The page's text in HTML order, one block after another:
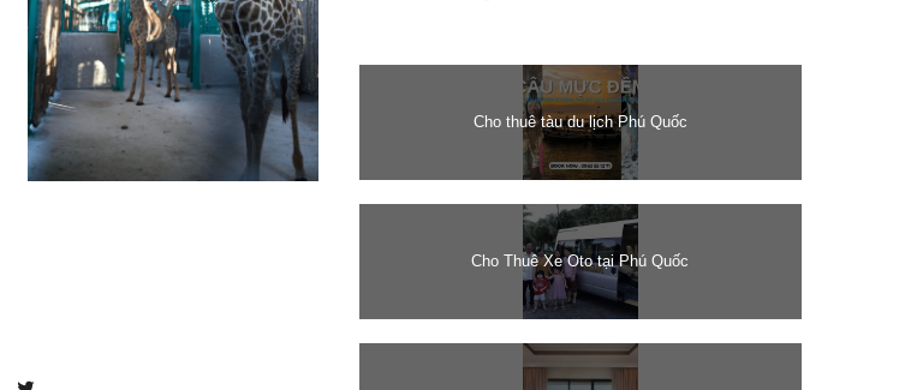
Cho thuê tàu du lịch Phú Quốc
Cho Thuê Xe Oto tại Phú Quốc